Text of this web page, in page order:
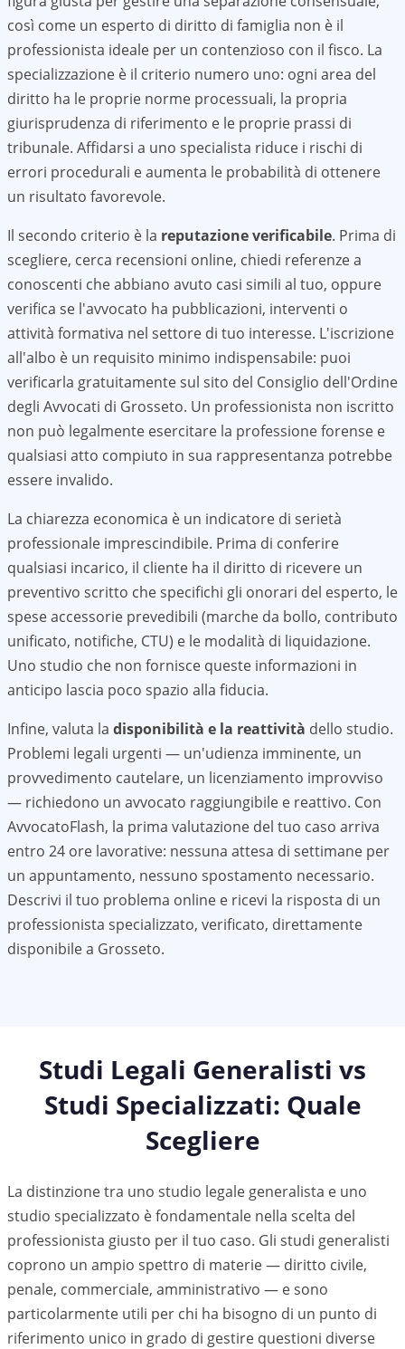
così come un esperto di diritto di famiglia non è il
professionista ideale per un contenzioso con il fisco. La
specializzazione è il criterio numero uno: ogni area del
diritto ha le proprie norme processuali, la propria
giurisprudenza di riferimento e le proprie prassi di
tribunale. Affidarsi a uno specialista riduce i rischi di
errori procedurali e aumenta le probabilità di ottenere
un risultato favorevole.
Il secondo criterio è la reputazione verificabile. Prima di
scegliere, cerca recensioni online, chiedi referenze a
conoscenti che abbiano avuto casi simili al tuo, oppure
verifica se l'avvocato ha pubblicazioni, interventi o
attività formativa nel settore di tuo interesse. L'iscrizione
all'albo è un requisito minimo indispensabile: puoi
verificarla gratuitamente sul sito del Consiglio dell'Ordine
degli Avvocati di Grosseto. Un professionista non iscritto
non può legalmente esercitare la professione forense e
qualsiasi atto compiuto in sua rappresentanza potrebbe
essere invalido.
La chiarezza economica è un indicatore di serietà
professionale imprescindibile. Prima di conferire
qualsiasi incarico, il cliente ha il diritto di ricevere un
preventivo scritto che specifichi gli onorari del esperto, le
spese accessorie prevedibili (marche da bollo, contributo
unificato, notifiche, CTU) e le modalità di liquidazione.
Uno studio che non fornisce queste informazioni in
anticipo lascia poco spazio alla fiducia.
Infine, valuta la disponibilità e la reattività dello studio.
Problemi legali urgenti — un'udienza imminente, un
provvedimento cautelare, un licenziamento improvviso
— richiedono un avvocato raggiungibile e reattivo. Con
AvvocatoFlash, la prima valutazione del tuo caso arriva
entro 24 ore lavorative: nessuna attesa di settimane per
un appuntamento, nessuno spostamento necessario.
Descrivi il tuo problema online e ricevi la risposta di un
professionista specializzato, verificato, direttamente
disponibile a Grosseto.
Studi Legali Generalisti vs
Studi Specializzati: Quale
Scegliere
La distinzione tra uno studio legale generalista e uno
studio specializzato è fondamentale nella scelta del
professionista giusto per il tuo caso. Gli studi generalisti
coprono un ampio spettro di materie — diritto civile,
penale, commerciale, amministrativo — e sono
particolarmente utili per chi ha bisogno di un punto di
riferimento unico in grado di gestire questioni diverse